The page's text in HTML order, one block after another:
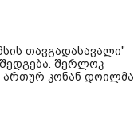
თავგადასავალი"
შერლოკ
ართურ კონან დოილმა